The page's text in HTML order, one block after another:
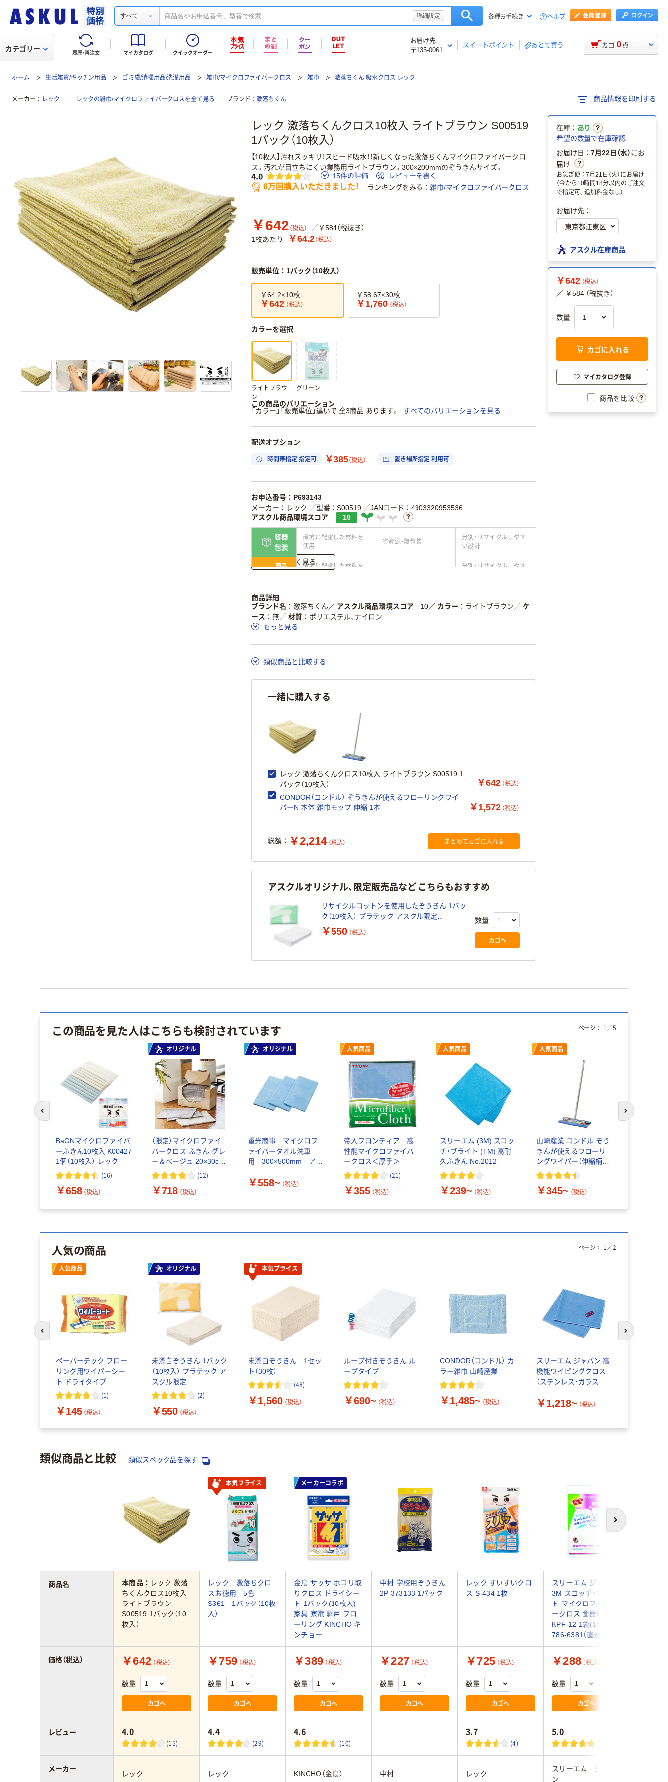
すべて 詳細設定 各種お手続き ヘルプ
履歴・再注文 マイカタログ クイックオーダー
お届け先
〒135-0061
スイートポイント あとで買う
カテゴリー カゴ 0 点
ホーム 生活雑貨/キッチン用品 ゴミ袋/清掃用品/洗濯用品 雑巾/マイクロファイバークロス 雑巾 激落ちくん 吸水クロス レック
メーカー レック レックの雑巾/マイクロファイバークロスを全て見る ブランド 激落ちくん 商品情報を印刷する
レック 激落ちくんクロス10枚入 ライトブラウン S00519
1パック（10枚入）
【10枚入】汚れスッキリ！スピード吸水！！新しくなった激落ちくんマイクロファイバークロ
ス。汚れが目立ちにくい業務用ライトブラウン。300×200mmのぞうきんサイズ。
4.0 15件の評価 レビューを書く
6万回購入いただきました！ ランキングをみる 雑巾/マイクロファイバークロス
￥642 （税込）
／￥584（税抜き）
1枚あたり
￥64.2（税込）
販売単位：1パック（10枚入）
￥64.2×10枚
￥642 （税込）
￥58.67×30枚
￥1,760 （税込）
カラーを選択
ライトブラウ
ン
グリーン
この商品のバリエーション
「カラー」「販売単位」違いで 全3商品 あります。
すべてのバリエーションを見る
配送オプション
時間帯指定 指定可 ￥385（税込） 置き場所指定 利用可
お申込番号：P693143
メーカー：レック ／型番：S00519 ／JANコード：4903320953536
アスクル商品環境スコア
10
容器
包装
環境に配慮した材料を
使用
省資源・無包装
分別・リサイクルしやす
い設計
商品
環境に配慮した材料を
分別・リサイクルしやす
仕組
ある
ている
削減
この商品の環境配慮ポイントです。詳しくはページ下部の商品詳細「
ア詳細／加点項目
詳しく見る
商品詳細
ブランド名
激落ちくん／ アスクル商品環境スコア 10／ カラー ライトブラウン ／ ケ
ース
無／ 材質
ポリエステル、ナイロン
もっと見る
類似商品と比較する
一緒に購入する
レック 激落ちくんクロス10枚入 ライトブラウン S00519 1
パック（10枚入）
￥642 （税込）
CONDOR（コンドル） ぞうきんが使えるフローリングワイ
パーN 本体 雑巾モップ 伸縮 1本
￥1,572 （税込）
総額： ￥2,214 （税込） まとめてカゴに入れる
アスクルオリジナル、限定販売品など こちらもおすすめ
リサイクルコットンを使用したぞうきん 1パッ
ク（10枚入） プラテック アスクル限定
200mm×300mm オリジナル
￥550 （税込）
数量
カゴへ
在庫： あり
希望の数量で在庫確認
お届け日： 7月22日（水）にお
届け
お急ぎ便：7月21日（火）にお届け
（今から10時間18分以内のご注文
で指定可。追加料金なし）
お届け先：
アスクル在庫商品
￥642 （税込）
／ ￥584 （税抜き）
数量
カゴに入れる
マイカタログ登録
商品を比較
この商品を見た人はこちらも検討されています
BaGNマイクロファイバ
ーふきん10枚入 K00427
1個（10枚入） レック
(16)
￥658 （税込）
オリジナル
（限定）マイクロファイ
バークロス ふきん グレ
ー＆ベージュ 20×30cm
1箱（20枚入） オリジナ
(12)
￥718 （税込）
オリジナル
重光商事 マイクロフ
ァイバータオル洗車
用 300×500mm アス
￥558~ （税込）
人気商品
帝人フロンティア 高
性能マイクロファイバ
ークロス＜厚手＞
(21)
￥355 （税込）
人気商品
スリーエム (3M) スコッ
チ・ブライト (TM) 高耐
久ふきん No.2012
￥239~ （税込）
人気商品
山崎産業 コンドル ぞう
きんが使えるフローリ
ングワイパー（伸縮柄）
水拭きモップ フローリ
￥345~ （税込）
ページ： 1 ／5
次のスライド
人気の商品
人気商品
ペーパーテック フロー
リング用ワイパーシー
ト ドライタイプ
4580131000507 1個(30
(1)
￥145 （税込）
オリジナル
未漂白ぞうきん 1パック
（10枚入） プラテック ア
スクル限定
200mm×300mm オリジ
(2)
￥550 （税込）
本気プライス
未漂白ぞうきん 1セッ
ト（30枚）
(48)
￥1,560 （税込）
ループ付きぞうきん ル
ープタイプ
￥690~ （税込）
CONDOR（コンドル） カ
ラー雑巾 山崎産業
￥1,485~ （税込）
スリーエム ジャパン 高
機能ワイピングクロス
（ステンレス・ガラス用）
￥1,218~ （税込）
ページ： 1 ／2
次のスライド
類似商品と比較 類似スペック品を探す
次へ
本気プライス メーカーコラボ
本商品： レック 激落
ちくんクロス10枚入
ライトブラウン
S00519 1パック（10
枚入）
レック 激落ちクロ
スお徳用 5色
S361 1パック（10枚
入）
金鳥 サッサ ホコリ取
りクロス ドライシー
ト 1パック(10枚入)
家具 家電 網戸 フロ
ーリング KINCHO キ
ンチョー
中村 学校用ぞうきん
2P 373133 1パック
レック すいすいクロ
ス S-434 1枚
スリーエム ジャパン
3M スコッチ・ブライ
ト マイクロファイバ
ークロス 食器用
KPF-12 1袋(1枚)
786-6381（直送品）
￥642 （税込）
数量
カゴへ
￥759 （税込）
数量
カゴへ
￥389 （税込）
数量
カゴへ
￥227 （税込）
数量
カゴへ
￥725 （税込）
数量
カゴへ
￥288 （税込）
数量
カゴへ
4.0
(15)
4.4
(29)
4.6
(10)
3.7
(4)
5.0
(1)
レック レック KINCHO（金鳥） 中村 レック
スリーエム ジャパ
ン
商品名
価格（税込）
レビュー
メーカー